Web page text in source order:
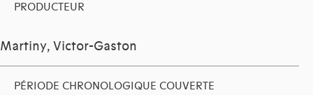
PRODUCTEUR
Martiny, Victor-Gaston
PÉRIODE CHRONOLOGIQUE COUVERTE